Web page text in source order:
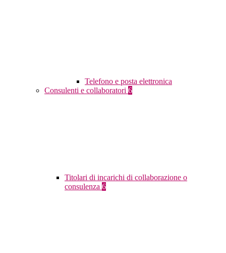
Telefono e posta elettronica
Consulenti e collaboratori 6
Titolari di incarichi di collaborazione o
consulenza 6